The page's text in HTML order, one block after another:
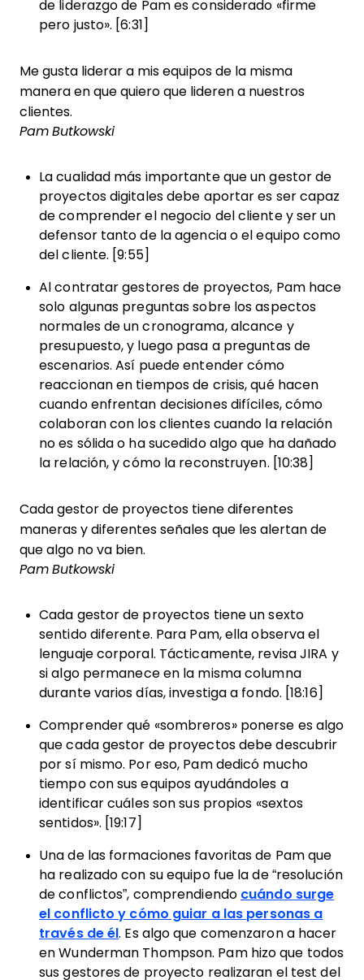
de liderazgo de Pam es considerado «firme
pero justo». [6:31]
Me gusta liderar a mis equipos de la misma
manera en que quiero que lideren a nuestros
clientes.
Pam Butkowski
La cualidad más importante que un gestor de
proyectos digitales debe aportar es ser capaz
de comprender el negocio del cliente y ser un
defensor tanto de la agencia o el equipo como
del cliente. [9:55]
Al contratar gestores de proyectos, Pam hace
solo algunas preguntas sobre los aspectos
normales de un cronograma, alcance y
presupuesto, y luego pasa a preguntas de
escenarios. Así puede entender cómo
reaccionan en tiempos de crisis, qué hacen
cuando enfrentan decisiones difíciles, cómo
colaboran con los clientes cuando la relación
no es sólida o ha sucedido algo que ha dañado
la relación, y cómo la reconstruyen. [10:38]
Cada gestor de proyectos tiene diferentes
maneras y diferentes señales que les alertan de
que algo no va bien.
Pam Butkowski
Cada gestor de proyectos tiene un sexto
sentido diferente. Para Pam, ella observa el
lenguaje corporal. Tácticamente, revisa JIRA y
si algo permanece en la misma columna
durante varios días, investiga a fondo. [18:16]
Comprender qué «sombreros» ponerse es algo
que cada gestor de proyectos debe descubrir
por sí mismo. Por eso, Pam dedicó mucho
tiempo con sus equipos ayudándoles a
identificar cuáles son sus propios «sextos
sentidos». [19:17]
Una de las formaciones favoritas de Pam que
ha realizado con su equipo fue la de “resolución
de conflictos”, comprendiendo cuándo surge
el conflicto y cómo guiar a las personas a
través de él. Es algo que comenzaron a hacer
en Wunderman Thompson. Pam hizo que todos
sus gestores de proyecto realizaran el test del